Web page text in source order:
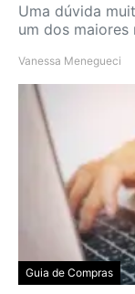
Uma dúvida
um dos
Vanessa Menegueci
Guia de Compras